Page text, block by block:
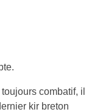
combatif, il
kir breton